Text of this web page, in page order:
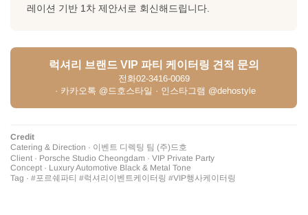
레이션 기반 1차 제안서로 회신해드립니다.
럭셔리 브랜드 VIP 파티 케이터링 견적 문의
전화02-3416-0069
· 카카오톡 @드호스타일 · 인스타그램 @dehostyle
Credit
Catering & Direction · 이벤트 디렉팅 팀 (주)드호
Client · Porsche Studio Cheongdam · VIP Private Party
Concept · Luxury Automotive Black & Metal Tone
Tag · #포르쉐파티 #럭셔리이벤트케이터링 #VIP행사케이터링